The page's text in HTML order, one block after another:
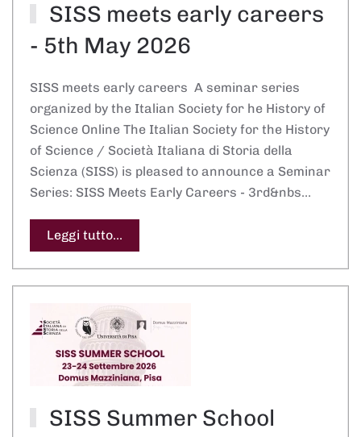
SISS meets early careers
- 5th May 2026
SISS meets early careers A seminar series
organized by the Italian Society for he History of
Science Online The Italian Society for the History
of Science / Società Italiana di Storia della
Scienza (SISS) is pleased to announce a Seminar
Series: SISS Meets Early Careers - 3rd&nbs…
Leggi tutto...
SISS Summer School